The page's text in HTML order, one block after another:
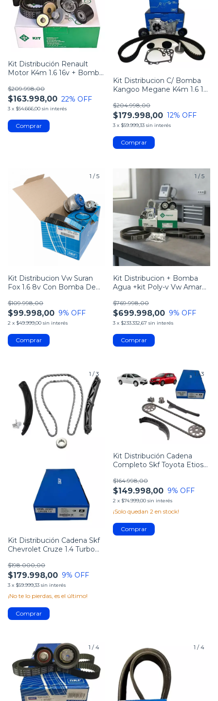
Kit Distribución Renault
Motor K4m 1.6 16v + Bomba
$163.998,00
$209.998,00
22% OFF
3 x $54.666,00 sin interés
Kit Distribucion C/ Bomba
Kangoo Megane K4m 1.6 16
$179.998,00
$204.998,00
12% OFF
3 x $59.999,33 sin interés
1 /5
Kit Distribucion Vw Suran
Fox 1.6 8v Con Bomba De
$99.998,00
$109.998,00
9% OFF
2 x $49.999,00 sin interés
1 /5
Kit Distribucion + Bomba
Agua +kit Poly-v Vw Amarok
$699.998,00
$769.998,00
9% OFF
3 x $233.332,67 sin interés
1 /3
Kit Distribución Cadena Skf
Chevrolet Cruze 1.4 Turbo
$179.998,00
$198.000,00
9% OFF
3 x $59.999,33 sin interés
¡No te lo pierdas, es el último!
1 /3
Kit Distribución Cadena
Completo Skf Toyota Etios
$149.998,00
$164.998,00
9% OFF
2 x $74.999,00 sin interés
¡Solo quedan 2 en stock!
1 /4 1 /4